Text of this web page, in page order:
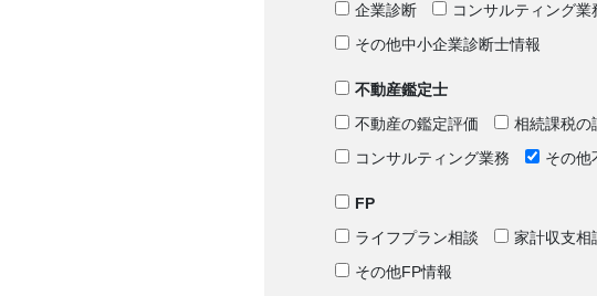
企業診断
コンサルティング業
その他中小企業診断士情報
不動産鑑定士
不動産の鑑定評価
相続課税の
コンサルティング業務
その他
FP
ライフプラン相談
家計収支相
その他FP情報